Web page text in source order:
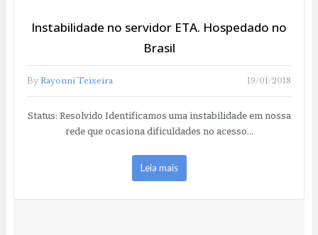
Instabilidade no servidor ETA. Hospedado no
Brasil
By Rayonni Teixeira 19/01/2018
Status: Resolvido Identificamos uma instabilidade em nossa
rede que ocasiona dificuldades no acesso…
Leia mais